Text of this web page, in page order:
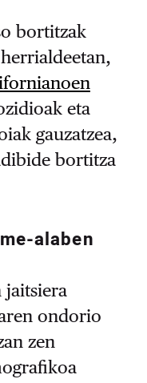
bortitzak
eta
gauzatzea,
bortitza
alaben
jaitsiera
ondorio
zen